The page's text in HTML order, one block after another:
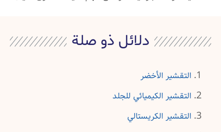
دلائل ذو صلة
التقشير الأخضر
التقشير الكيميائي للجلد
التقشير الكريستالي